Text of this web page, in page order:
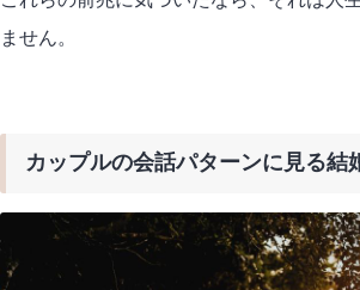
ません。
カップルの会話パターンに見る結